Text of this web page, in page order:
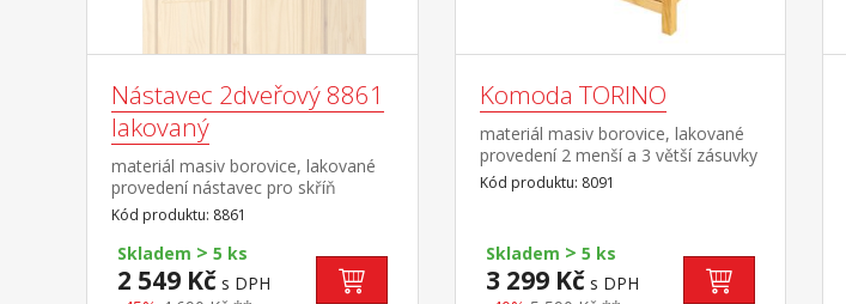
Nástavec 2dveřový 8861
lakovaný
materiál masiv borovice, lakované
provedení nástavec pro skříň
8860 nebo 8850
Kód produktu: 8861
Skladem > 5 ks
2 549 Kč s DPH
Komoda TORINO
materiál masiv borovice, lakované
provedení 2 menší a 3 větší zásuvky
s kovovými pojezdy
Kód produktu: 8091
Skladem > 5 ks
3 299 Kč s DPH